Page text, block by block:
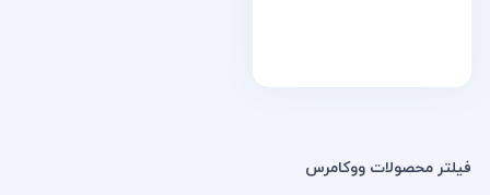
فیلتر محصولات ووکامرس